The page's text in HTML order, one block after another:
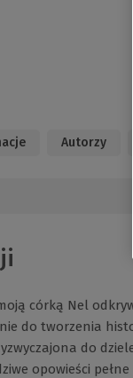
Autorzy
córką Nel
do tworzenia
do
opowieści